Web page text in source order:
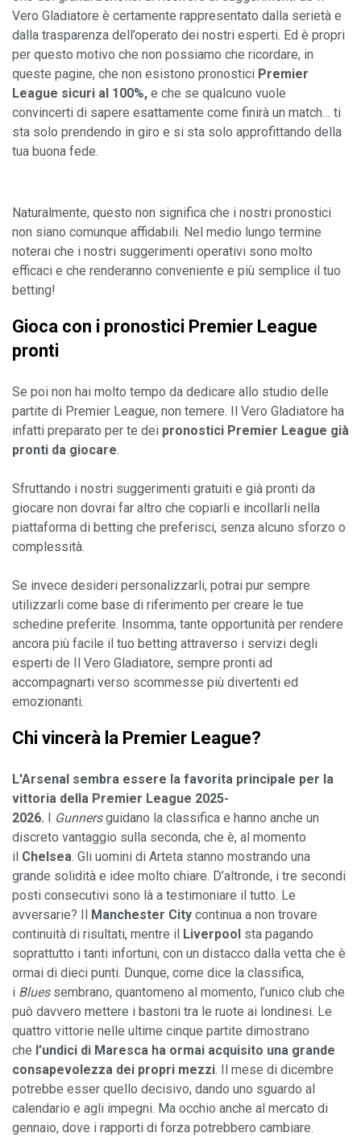
Vero Gladiatore è certamente rappresentato dalla serietà e
dalla trasparenza dell’operato dei nostri esperti. Ed è propri
per questo motivo che non possiamo che ricordare, in
queste pagine, che non esistono pronostici Premier
League sicuri al 100%, e che se qualcuno vuole
convincerti di sapere esattamente come finirà un match… ti
sta solo prendendo in giro e si sta solo approfittando della
tua buona fede.
Naturalmente, questo non significa che i nostri pronostici
non siano comunque affidabili. Nel medio lungo termine
noterai che i nostri suggerimenti operativi sono molto
efficaci e che renderanno conveniente e più semplice il tuo
Gioca con i pronostici Premier League
pronti
Se poi non hai molto tempo da dedicare allo studio delle
partite di Premier League, non temere. Il Vero Gladiatore ha
infatti preparato per te dei pronostici Premier League già
pronti da giocare.
Sfruttando i nostri suggerimenti gratuiti e già pronti da
giocare non dovrai far altro che copiarli e incollarli nella
piattaforma di betting che preferisci, senza alcuno sforzo o
complessità.
Se invece desideri personalizzarli, potrai pur sempre
utilizzarli come base di riferimento per creare le tue
schedine preferite. Insomma, tante opportunità per rendere
ancora più facile il tuo betting attraverso i servizi degli
esperti de Il Vero Gladiatore, sempre pronti ad
accompagnarti verso scommesse più divertenti ed
Chi vincerà la Premier League?
L'Arsenal sembra essere la favorita principale per la
vittoria della Premier League 2025-
2026. I Gunners guidano la classifica e hanno anche un
discreto vantaggio sulla seconda, che è, al momento
il Chelsea. Gli uomini di Arteta stanno mostrando una
grande solidità e idee molto chiare. D’altronde, i tre secondi
posti consecutivi sono là a testimoniare il tutto. Le
avversarie? Il Manchester City continua a non trovare
continuità di risultati, mentre il Liverpool sta pagando
soprattutto i tanti infortuni, con un distacco dalla vetta che è
ormai di dieci punti. Dunque, come dice la classifica,
i Blues sembrano, quantomeno al momento, l’unico club che
può davvero mettere i bastoni tra le ruote ai londinesi. Le
quattro vittorie nelle ultime cinque partite dimostrano
che l’undici di Maresca ha ormai acquisito una grande
consapevolezza dei propri mezzi. Il mese di dicembre
potrebbe esser quello decisivo, dando uno sguardo al
calendario e agli impegni. Ma occhio anche al mercato di
gennaio, dove i rapporti di forza potrebbero cambiare.